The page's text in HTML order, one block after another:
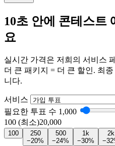
10초 안에 콘테스트
요
실시간 가격은 저희의 서비스
더 큰 패키지 = 더 큰 할인. 최
니다.
서비스
필요한 투표 수 1,000
100 (최소)20,000
100
250
−20%
500
−24%
1k
−30%
2k